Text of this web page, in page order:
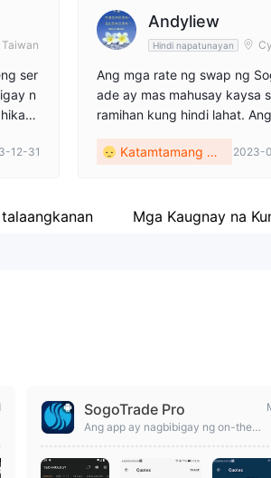
Website ng kumpanya
https://sogotrade.com/
Taiwan
ser
n
12-31
Andyliew
Hindi napatunayan
Ang mga rate ng swap ng
ade ay mas mahusay kaysa
ramihan kung hindi lahat.
a sa ilang mga broker. Nais
Katamtamang mg
2023-
talaangkanan Mga Kaugnay na
SogoTrade Pro
Ang app ay nagbibigay ng on-the-